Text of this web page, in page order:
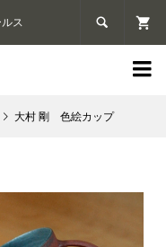
ス 

大村 剛 色絵カップ